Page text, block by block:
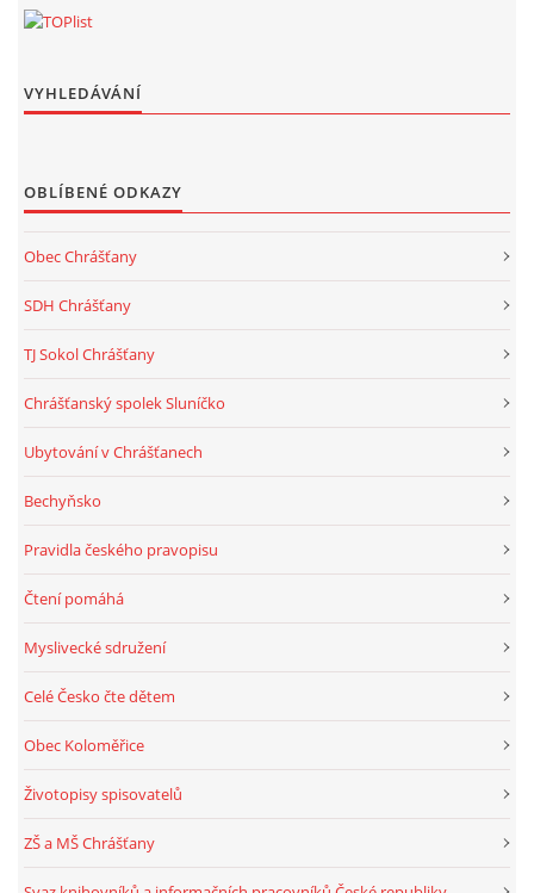
VYHLEDÁVÁNÍ
OBLÍBENÉ ODKAZY
Obec Chrášťany
SDH Chrášťany
TJ Sokol Chrášťany
Chrášťanský spolek Sluníčko
Ubytování v Chrášťanech
Bechyňsko
Pravidla českého pravopisu
Čtení pomáhá
Myslivecké sdružení
Celé Česko čte dětem
Obec Koloměřice
Životopisy spisovatelů
ZŠ a MŠ Chrášťany